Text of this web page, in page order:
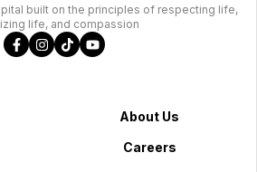
built on the principles of respecting life,
life, and compassion
About Us
Careers